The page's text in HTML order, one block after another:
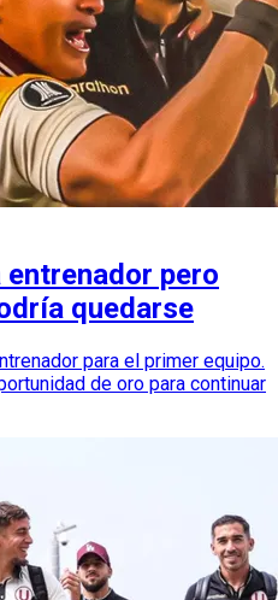
pero
quedarse
para el primer equipo.
de oro para continuar